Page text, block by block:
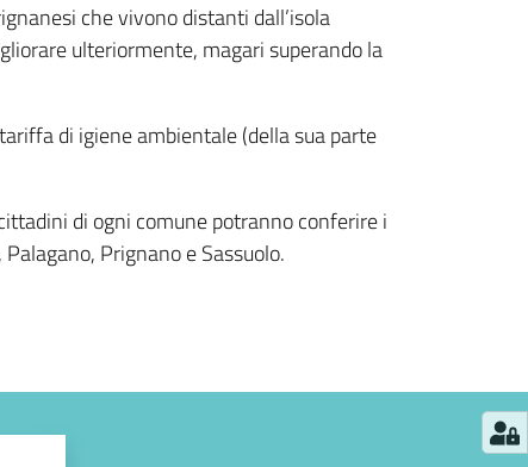
che vivono distanti dall’isola
ulteriormente, magari superando la
di igiene ambientale (della sua parte
di ogni comune potranno conferire i
Prignano e Sassuolo.